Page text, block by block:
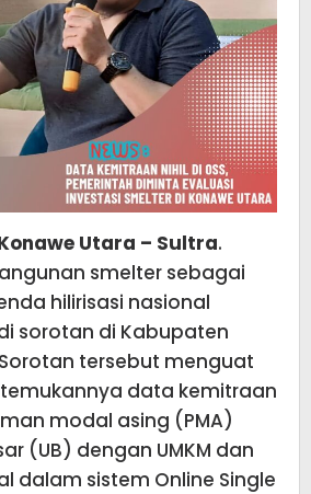
Utara – Sultra.
smelter sebagai
hilirisasi nasional
sorotan di Kabupaten
tersebut menguat
data kemitraan
modal asing (PMA)
(UB) dengan UMKM dan
dalam sistem Online Single